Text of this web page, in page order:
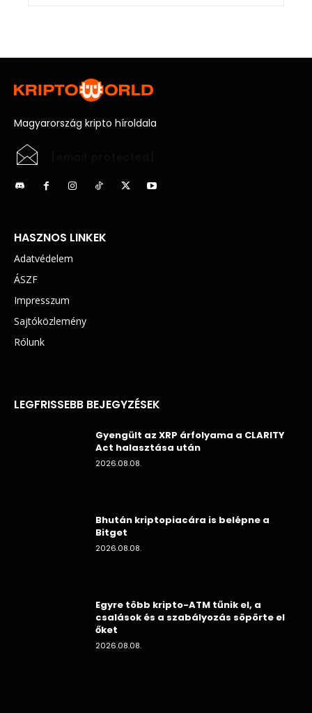
Magyarország kripto híroldala
HASZNOS LINKEK
Adatvédelem
ÁSZF
Impresszum
Sajtóközlemény
Rólunk
LEGFRISSEBB BEJEGYZÉSEK
Gyengült az XRP árfolyama a CLARITY
Act halasztása után
2026.08.08.
Bhután kriptopiacára is belépne a
Bitget
2026.08.08.
Egyre több kripto-ATM tűnik el, a
csalások és a szabályozás söpörte el
őket
2026.08.08.